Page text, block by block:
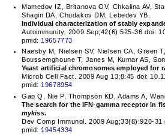
Mamedov IZ, Britanova OV, Chkalina AV,
Shagin DA, Chudakov DM, Lebedev YB.
Individual characterization of stably
Autoimmunity. 2009 Sep;42(6):525-36 doi:
pmid: 19657773
Naesby M, Nielsen SV, Nielsen CA, Green
Boussemghoune T, Janes M, Kumar AS,
Yeast artificial chromosomes employed for
Microb Cell Fact. 2009 Aug 13;8:45 doi:
pmid: 19678954
Gao Q, Nie P, Thompson KD, Adams A,
The search for the IFN-gamma receptor in
mykiss.
Dev Comp Immunol. 2009 Aug;33(8):920-
pmid: 19454334